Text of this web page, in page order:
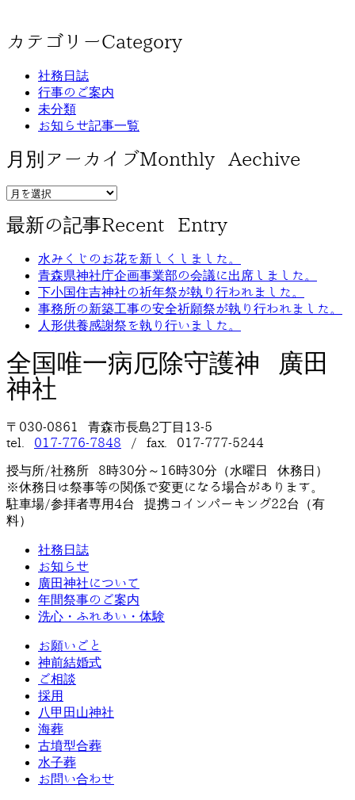
カテゴリーCategory
社務日誌
行事のご案内
未分類
お知らせ記事一覧
月別アーカイブMonthly Aechive
最新の記事Recent Entry
水みくじのお花を新しくしました。
青森県神社庁企画事業部の会議に出席しました。
下小国住吉神社の祈年祭が執り行われました。
事務所の新築工事の安全祈願祭が執り行われました。
人形供養感謝祭を執り行いました。
全国唯一病厄除守護神 廣田
神社
〒030-0861 青森市長島2丁目13-5
tel. 017-776-7848 / fax. 017-777-5244
授与所/社務所 8時30分～16時30分（水曜日 休務日）
※休務日は祭事等の関係で変更になる場合があります。
駐車場/参拝者専用4台 提携コインパーキング22台（有
料）
社務日誌
お知らせ
廣田神社について
年間祭事のご案内
洗心・ふれあい・体験
お願いごと
神前結婚式
ご相談
採用
八甲田山神社
海葬
古墳型合葬
水子葬
お問い合わせ